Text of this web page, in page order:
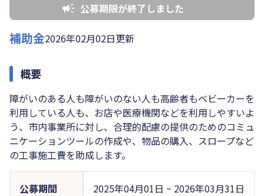
公募期限が終了しました
補助金2026年02月02日更新
概要
障がいのある人も障がいのない人も高齢者もベビーカーを
利用している人も、お店や医療機関などを利用しやすいよ
う、市内事業所に対し、合理的配慮の提供のためのコミュ
ニケーションツールの作成や、物品の購入、スロープなど
の工事施工費を助成します。
公募期間 2025年04月01日 ~ 2026年03月31日